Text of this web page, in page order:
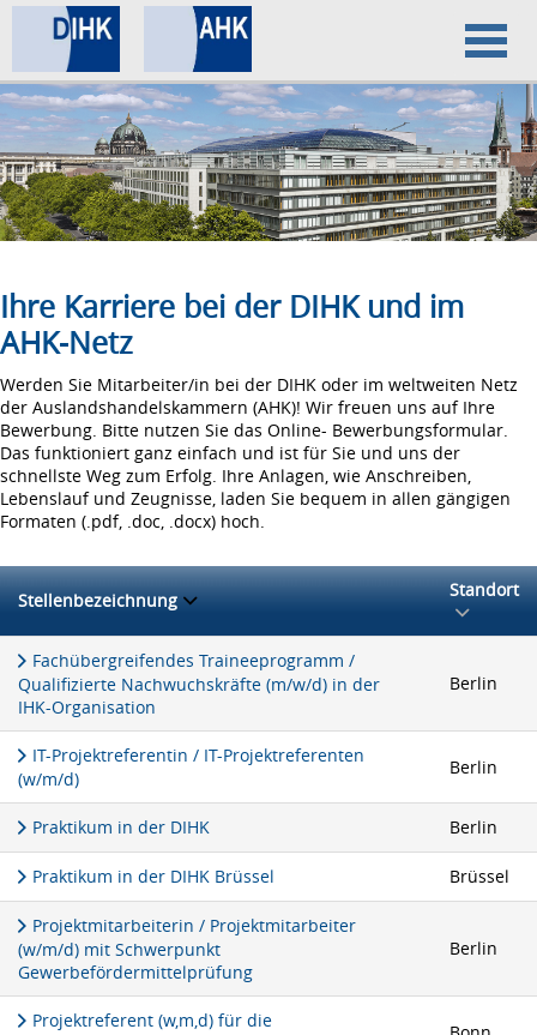
Home
Datenschutz
Impressum
Ihre Karriere bei der DIHK und im
AHK-Netz
Werden Sie Mitarbeiter/in bei der DIHK oder im weltweiten Netz
der Auslandshandelskammern (AHK)! Wir freuen uns auf Ihre
Bewerbung. Bitte nutzen Sie das Online- Bewerbungsformular.
Das funktioniert ganz einfach und ist für Sie und uns der
schnellste Weg zum Erfolg. Ihre Anlagen, wie Anschreiben,
Lebenslauf und Zeugnisse, laden Sie bequem in allen gängigen
Formaten (.pdf, .doc, .docx) hoch.
Stellenbezeichnung Standort
Fachübergreifendes Traineeprogramm /
Qualifizierte Nachwuchskräfte (m/w/d) in der
IHK-Organisation
Berlin
IT-Projektreferentin / IT-Projektreferenten
(w/m/d)
Berlin
Praktikum in der DIHK Berlin
Praktikum in der DIHK Brüssel Brüssel
Projektmitarbeiterin / Projektmitarbeiter
(w/m/d) mit Schwerpunkt
Gewerbefördermittelprüfung
Berlin
Projektreferent (w,m,d) für die